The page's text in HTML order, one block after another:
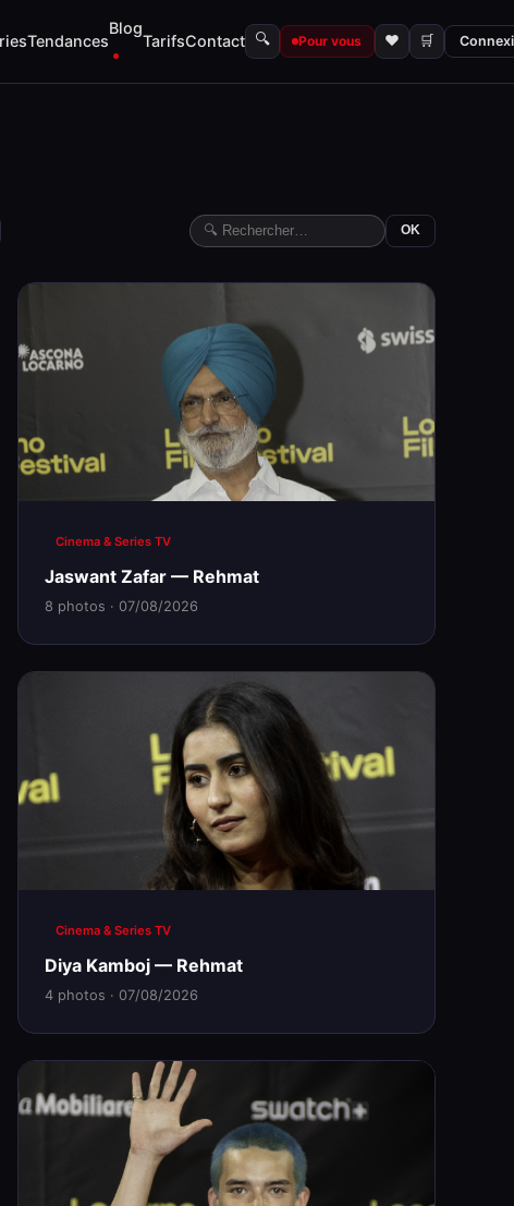
Tendances
Blog
TarifsContact 🔍 Pour vous ♥ 🛒
OK
Cinema & Series TV
Jaswant Zafar — Rehmat
8 photos · 07/08/2026
Cinema & Series TV
Diya Kamboj — Rehmat
4 photos · 07/08/2026